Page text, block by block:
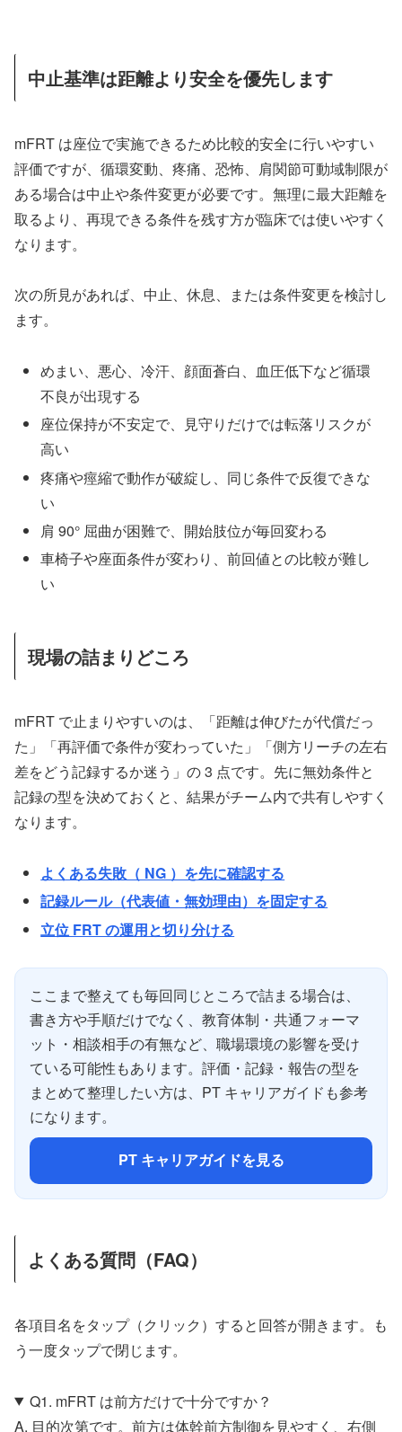
中止基準は距離より安全を優先します
mFRT は座位で実施できるため比較的安全に行いやすい
評価ですが、循環変動、疼痛、恐怖、肩関節可動域制限が
ある場合は中止や条件変更が必要です。無理に最大距離を
取るより、再現できる条件を残す方が臨床では使いやすく
なります。
次の所見があれば、中止、休息、または条件変更を検討し
ます。
めまい、悪心、冷汗、顔面蒼白、血圧低下など循環
不良が出現する
座位保持が不安定で、見守りだけでは転落リスクが
高い
疼痛や痙縮で動作が破綻し、同じ条件で反復できな
い
肩 90° 屈曲が困難で、開始肢位が毎回変わる
車椅子や座面条件が変わり、前回値との比較が難し
い
現場の詰まりどころ
mFRT で止まりやすいのは、「距離は伸びたが代償だっ
た」「再評価で条件が変わっていた」「側方リーチの左右
差をどう記録するか迷う」の 3 点です。先に無効条件と
記録の型を決めておくと、結果がチーム内で共有しやすく
なります。
よくある失敗（ NG ）を先に確認する
記録ルール（代表値・無効理由）を固定する
立位 FRT の運用と切り分ける
ここまで整えても毎回同じところで詰まる場合は、
書き方や手順だけでなく、教育体制・共通フォーマ
ット・相談相手の有無など、職場環境の影響を受け
ている可能性もあります。評価・記録・報告の型を
まとめて整理したい方は、PT キャリアガイドも参考
になります。
PT キャリアガイドを見る
よくある質問（FAQ）
各項目名をタップ（クリック）すると回答が開きます。も
う一度タップで閉じます。
Q1. mFRT は前方だけで十分ですか？
A. 目的次第です。前方は体幹前方制御を見やすく、右側